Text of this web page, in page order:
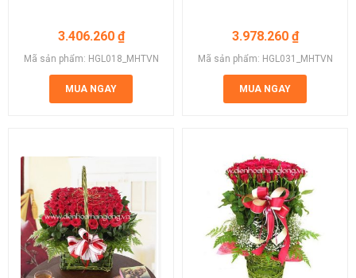
3.406.260 ₫
Mã sản phẩm: HGL018_MHTVN
MUA NGAY
3.978.260 ₫
Mã sản phẩm: HGL031_MHTVN
MUA NGAY